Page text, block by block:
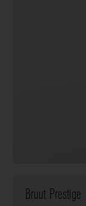
Bruut Prestige